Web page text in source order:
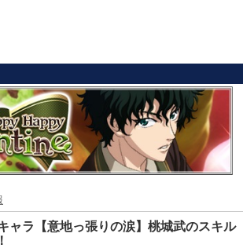
ャラ【意地っ張りの涙】桃城武のスキル